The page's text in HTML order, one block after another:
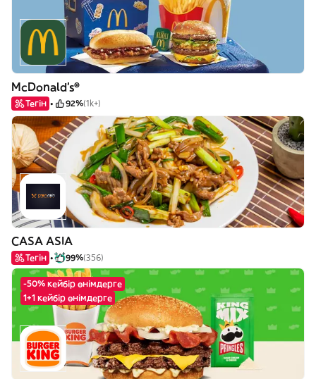
McDonald's®
Тегін 92%(1k+)
CASA ASIA
Тегін 99%(356)
-50% кейбір өнімдерге
1+1 кейбір өнімдерге